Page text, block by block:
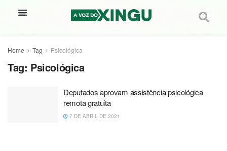
Home Tag Psicológica
Tag: Psicológica
Deputados aprovam assistência psicológica
remota gratuita
7 DE ABRIL DE 2021